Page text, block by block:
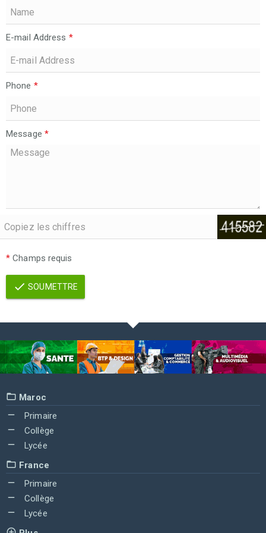
E-mail Address *
Phone *
Message *
* Champs requis
SOUMETTRE
Maroc
Primaire
Collège
Lycée
France
Primaire
Collège
Lycée